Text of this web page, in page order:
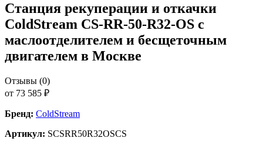
Станция рекуперации и откачки
ColdStream CS-RR-50-R32-OS с
маслоотделителем и бесщеточным
двигателем в Москве
Отзывы (0)
от 73 585 ₽
Бренд: ColdStream
Артикул: SCSRR50R32OSCS